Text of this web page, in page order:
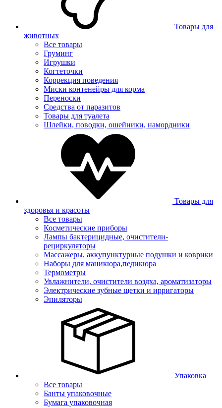
Товары для
животных
Все товары
Груминг
Игрушки
Когтеточки
Коррекция поведения
Миски контенейры для корма
Переноски
Средства от паразитов
Товары для туалета
Шлейки, поводки, ошейники, намордники
Товары для
здоровья и красоты
Все товары
Косметические приборы
Лампы бактерицидные, очистители-
рециркуляторы
Массажеры, аккупунктурные подушки и коврики
Наборы для маникюра,педикюра
Термометры
Увлажнители, очистители воздха, ароматизаторы
Электрические зубные щетки и ирригаторы
Эпиляторы
Упаковка
Все товары
Банты упаковочные
Бумага упаковочная